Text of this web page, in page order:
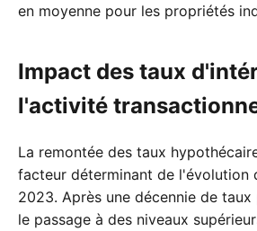
en moyenne pour les propriétés
Impact des taux
l'activité
La remontée des taux
facteur déterminant de l'évolution
2023. Après une décennie de
le passage à des niveaux